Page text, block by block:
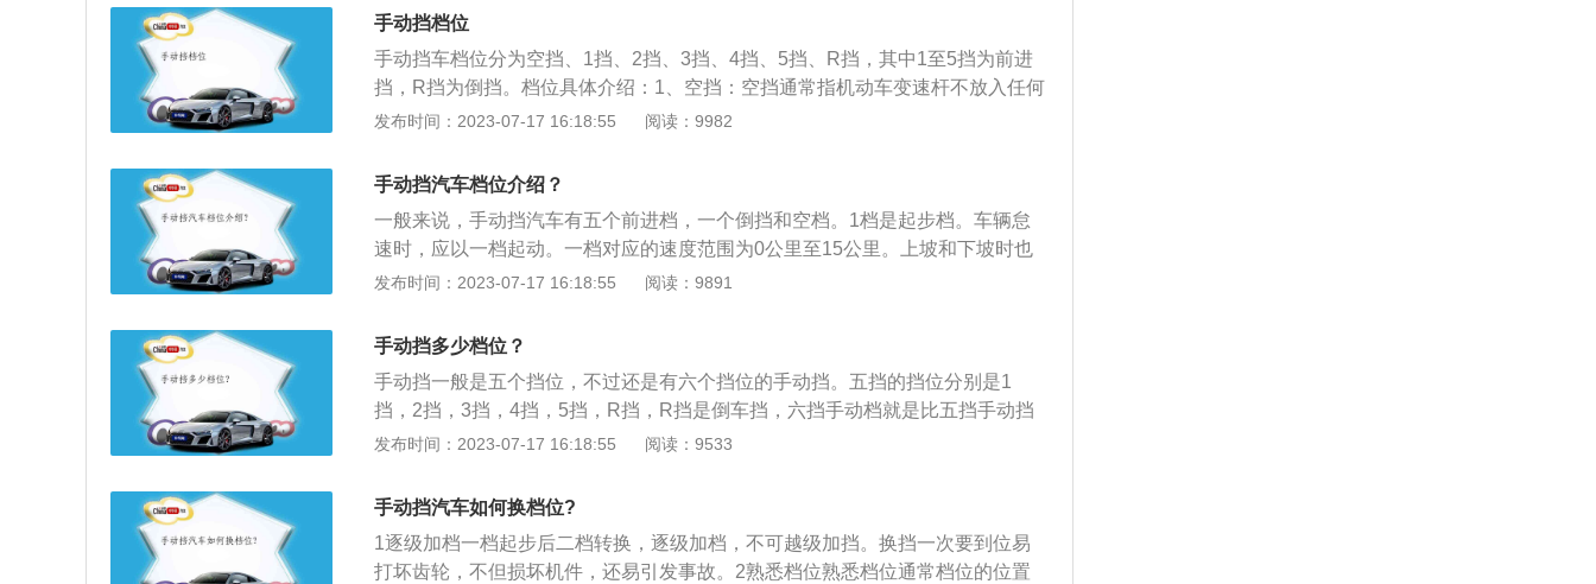
的齿轮啮合置，改变传动比，从而达到变速的目的。一方面提供了手动的乐趣，
另外一方面就是通过手动自主控制转速，还可以迟延或提前换档。具体档位切换
的建议如下：1、挂着五档在75公里以上使用。2、建议四档在60-75公里使用，
这种情况下，一般3500转以上为不建议长时间工作区间，转速在此区间下发动机
油耗极大，噪音也非常大（少部分高转速发动机除外），一般只在拉发动机或高
时发动机扭矩比较适合超车、上陡坡，但此时发动机油耗上升、噪音变大。4、2
档在20-40公里使用；在2000-2500转时比较省油（根据发动机不同稍有区别），
发动机的扭矩适中、噪音也相对比较小，适合正常行驶。5、1挡起步的时候，要
有很多，比如发动机转速、行驶需要（超车、正常行驶还是下坡）。
手动挡档位
手动挡车档位分为空挡、1挡、2挡、3挡、4挡、5挡、R挡，其中1至5挡为前进
挡，R挡为倒挡。档位具体介绍：1、空挡：空挡通常指机动车变速杆不放入任何
前进或后退挡位，变速箱与驱动轮完全分离的状态。手动挡的空挡在中间的位
切换到空挡，可以减少发动机的输出。2、一挡：为起步挡。也就是说汽车在怠
速状态下，要挂1挡起步。1挡对应的速度区间为0KM-15KM。上坡下坡时，也要
用一挡，靠发动机的牵引力控制车速。3、二挡：基本上挂完一挡起完步了，就
可以接着挂二挡了。速度区间为：10KM-25KM。4、三挡：二挡挂完，稍微给点
油，就可以接着挂三挡了。当挂上三挡了，车子才算是开始正常的速度行驶。速
了。速度区间：40KM-60KM。6、五挡：当车速到达一定速度以后，就可以挂上
五挡保持高速行驶。速度区间：60KM就可以挂五挡。7、倒车挡：可以让车辆往
后驾驶。换挡的注意事项：针对手动挡汽车，变速换挡要牢记加挡先加快，减挡
速先降下去。换挡前一定先将刹车踏板踩究竟，控制变速杆应当姿势轻、快、
再踏下离合，那样离合就不易被强制性松掉，随后换挡。不强烈推荐跳挡，减挡
次序按时速，依据自已车辆的状况，一般汽车转速小于1500转上下就需要减档。
发布时间：2023-07-17 16:18:55 阅读：9982
手动挡汽车档位介绍？
一般来说，手动挡汽车有五个前进档，一个倒挡和空档。1档是起步档。车辆怠
速时，应以一档起动。一档对应的速度范围为0公里至15公里。上坡和下坡时也
应使用一档，速度应由发动机的牵引力控制。2档是起动后换到一档再换到二
-60公里。4档是大多数城市道路上行驶的最高档位，速度范围为60-75公里。5档
是指当车速达到要求的速度时，换到5档以保持高速行驶。当车速范围超过75公
里时，您可以换到第五档。R档是倒档。当你想倒车时，只需要换到R档.
发布时间：2023-07-17 16:18:55 阅读：9891
手动挡多少档位？
手动挡一般是五个挡位，不过还是有六个挡位的手动挡。五挡的挡位分别是1
挡，2挡，3挡，4挡，5挡，R挡，R挡是倒车挡，六挡手动档就是比五挡手动挡
多了一个档位，这个档位是前进档的最高档。以下是扩展资料：起步步骤：首先
速度达到了20公里就更换到3挡，当行驶速度达到40公里以上就更换到4挡，当行
驶速度达到60公里就需要更换到5挡。
发布时间：2023-07-17 16:18:55 阅读：9533
手动挡汽车如何换档位?
1逐级加档一档起步后二档转换，逐级加档，不可越级加挡。换挡一次要到位易
打坏齿轮，不但损坏机件，还易引发事故。2熟悉档位熟悉档位通常档位的位置